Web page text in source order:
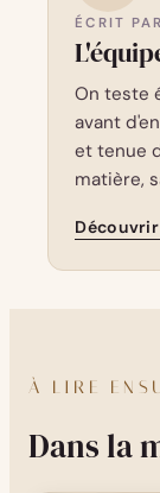
ÉCRIT PAR
On teste
avant
et tenue
matière,
À LIRE
Dans la